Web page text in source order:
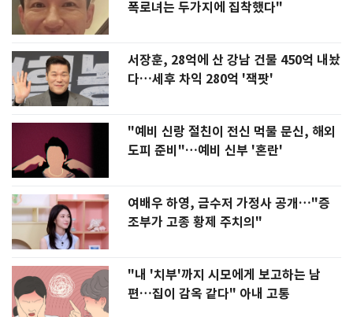
폭로녀는 두가지에 집착했다"
서장훈, 28억에 산 강남 건물 450억 내놨
다…세후 차익 280억 '잭팟'
"예비 신랑 절친이 전신 먹물 문신, 해외
도피 준비"…예비 신부 '혼란'
여배우 하영, 금수저 가정사 공개…"증
조부가 고종 황제 주치의"
"내 '치부'까지 시모에게 보고하는 남
편…집이 감옥 같다" 아내 고통